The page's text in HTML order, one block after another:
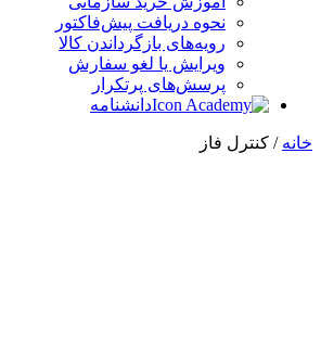
نحوه دریافت پیش‌فاکتور
رویه‌های بازگرداندن کالا
ویرایش یا لغو سفارش
پرسش‌های پرتکرار
دانشنامه
خانه / کنترل فاز